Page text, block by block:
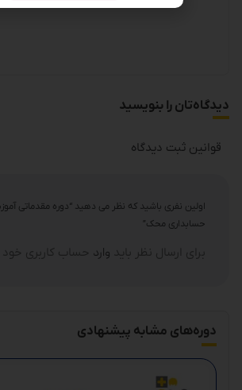
دیدگاه‌تان را بنویسید
قوانین ثبت دیدگاه
اولین نفری باشید که نظر می دهید “دوره مقدماتی
حسابداری محک”
برای ارسال نظر باید وارد حساب کاربری خود
دوره‌های مشابه پیشنهادی